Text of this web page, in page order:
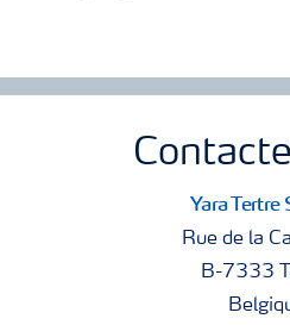
Yara Tertre
Rue de la
B-7333